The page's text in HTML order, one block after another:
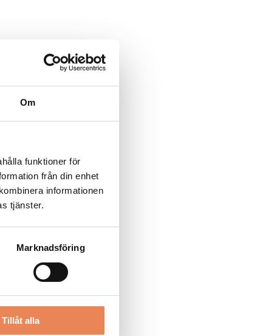
Om
funktioner för
från din enhet
informationen
tjänster.
Marknadsföring
Tillåt alla